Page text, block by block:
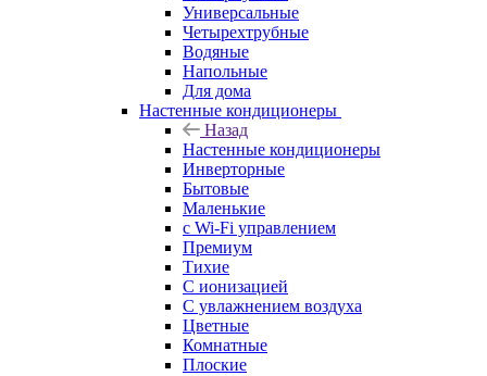
Универсальные
Четырехтрубные
Водяные
Напольные
Для дома
Настенные кондиционеры
Назад
Настенные кондиционеры
Инверторные
Бытовые
Маленькие
с Wi-Fi управлением
Премиум
Тихие
С ионизацией
С увлажнением воздуха
Цветные
Комнатные
Плоские